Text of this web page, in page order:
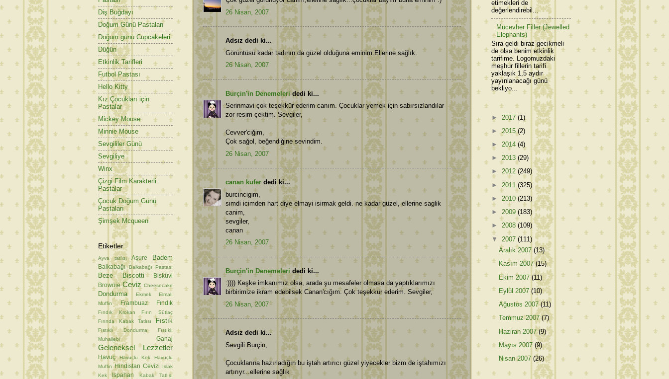
26 Nisan, 2007
Adsız dedi ki...
Görüntüsü kadar tadının da güzel olduğuna eminim.Ellerine sağlık.
26 Nisan, 2007
Burçin'in Denemeleridedi ki...
Serinmavi çok teşekkür ederim canım. Çocuklar yemek için sabırsızlandılar
zor resim çektim. Sevgiler,
Cevver'ciğim,
Çok sağol, beğendiğine sevindim.
26 Nisan, 2007
canan kufer dedi ki...
burcincigim,
simdi icimden hart diye elmayi isirmak geldi. ne kadar güzel, ellerine saglik
canim,
sevgiler,
canan
26 Nisan, 2007
Burçin'in Denemeleri dedi ki...
:)))) Keşke imkanımız olsa, arada şu mesafeler olmasa da yaptıklarımızı
birbirimize ikram edebilsek Canan'cığım. Çok teşekkür ederim. Sevgiler,
26 Nisan, 2007
Adsız dedi ki...
Sevgili Burçin,
Çocuklarına hazırladığın bu iştah artırıcı güzel yiyecekler bizm de iştahımızı
artırıyr...ellerine sağlık
Diş Buğdayı
Doğum Günü Pastaları
Doğum günü Cupcakeleri
Düğün
Etkinlik Tarifleri
Futbol Pastası
Hello Kitty
Kız Çocukları için
Pastalar
Mickey Mouse
Minnie Mouse
Sevgililer Günü
Sevgiliye
Winx
Çizgi Film Karakterli
Pastalar
Çocuk Doğum Günü
Pastaları
Şimşek Mcqueen
Etiketler
Ayva tatlısı Aşure Badem
Balkabağı Balkabağı Pastası
Beze Biscotti
Bisküvi
Brownie Ceviz Cheesecake
Dondurma Ekmek
Elmalı
Muffin
Frambuaz Fındık
Fındık Krokan
Fırın Sütlaç
Fırında Kabak Tatlısı
Fıstık
Fıstıklı Dondurma
Fıstıklı
Muhallebi
Ganaj
Geleneksel Lezzetler
Havuç Havuçlu Kek
Havuçlu
Muffin Hindistan Cevizi
Islak
Kek
Ispahan Kabak Tatlısı
etimekleri de
değerlendirebil...
Mücevher Filler (Jewelled
Elephants)
Sıra geldi biraz gecikmeli
de olsa benim etkinlik
tarifime. Logomuzdaki
meşhur fillerin tarifi
yaklaşık 1,5 aydır
yayınlanacağı günü
bekliyo...
► 2017 (1)
►2015(2)
► 2014 (4)
► 2013 (29)
► 2012 (249)
► 2011 (325)
► 2010 (213)
► 2009 (183)
► 2008 (109)
▼ 2007 (111)
Aralık 2007(13)
Kasım 2007(15)
Ekim 2007(11)
Eylül 2007(10)
Ağustos 2007(11)
Temmuz 2007(7)
Haziran 2007(9)
Mayıs 2007(9)
Nisan 2007(26)